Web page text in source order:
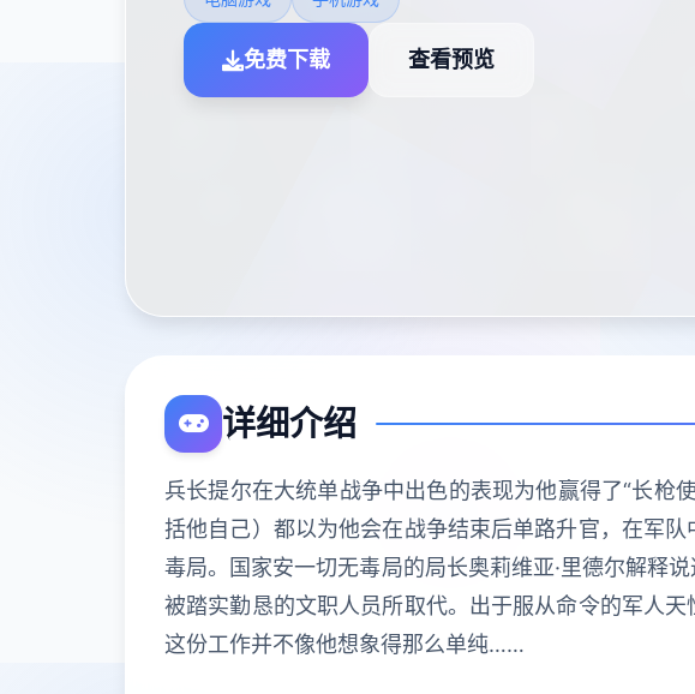
免费下载 查看预览
详细介绍
兵长提尔在大统单战争中出色的表现为他赢得了“长枪
括他自己）都以为他会在战争结束后单路升官，在军
毒局。国家安一切无毒局的局长奥莉维亚·里德尔解释
被踏实勤恳的文职人员所取代。出于服从命令的军人
这份工作并不像他想象得那么单纯……